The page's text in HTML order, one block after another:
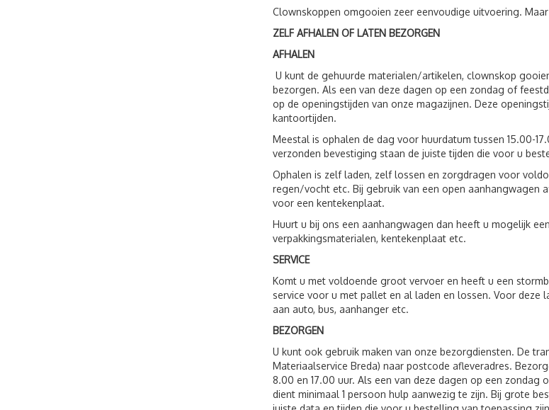
Clownskoppen omgooien zeer eenvoudige uitvoering.
ZELF AFHALEN OF LATEN BEZORGEN
AFHALEN
U kunt de gehuurde materialen/artikelen, clownskop
bezorgen. Als een van deze dagen op een zondag of
op de openingstijden van onze magazijnen. Deze
kantoortijden.
Meestal is ophalen de dag voor huurdatum tussen 15.00-
verzonden bevestiging staan de juiste tijden die voor u
Ophalen is zelf laden, zelf lossen en zorgdragen voor
regen/vocht etc. Bij gebruik van een open aanhangwagen
voor een kentekenplaat.
Huurt u bij ons een aanhangwagen dan heeft u mogelijk
verpakkingsmaterialen, kentekenplaat etc.
SERVICE
Komt u met voldoende groot vervoer en heeft u een
service voor u met pallet en al laden en lossen. Voor
aan auto, bus, aanhanger etc.
BEZORGEN
U kunt ook gebruik maken van onze bezorgdiensten. De
Materiaalservice Breda) naar postcode afleveradres.
8.00 en 17.00 uur. Als een van deze dagen op een
dient minimaal 1 persoon hulp aanwezig te zijn. Bij grote